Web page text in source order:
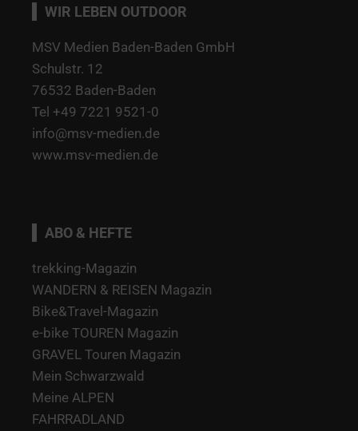
WIR LEBEN OUTDOOR
MSV Medien Baden-Baden GmbH
Schulstr. 12
76532 Baden-Baden
Tel +49 7221 9521-0
info@msv-medien.de
www.msv-medien.de
ABO & HEFTE
trekking-Magazin
WANDERN & REISEN Magazin
Bike&Travel-Magazin
e-bike TOUREN Magazin
GRAVEL Touren Magazin
Mein Schwarzwald
Meine ALPEN
FAHRRADLAND